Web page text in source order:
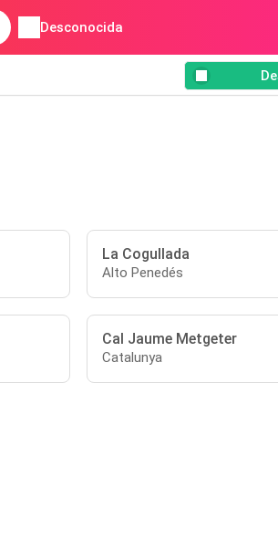
Desconocida
La Cogullada
Alto Penedés
Cal Jaume Metgeter
Catalunya